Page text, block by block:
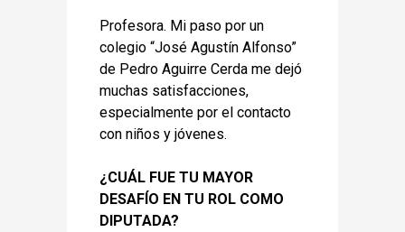
Profesora. Mi paso por un
colegio “José Agustín Alfonso”
de Pedro Aguirre Cerda me dejó
muchas satisfacciones,
especialmente por el contacto
con niños y jóvenes.
¿CUÁL FUE TU MAYOR
DESAFÍO EN TU ROL COMO
DIPUTADA?